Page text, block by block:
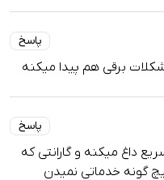
برقی هم پیدا میکنه
پاسخ
داغ میکنه و گارانتی که
گونه خدماتی نمیدن
پاسخ